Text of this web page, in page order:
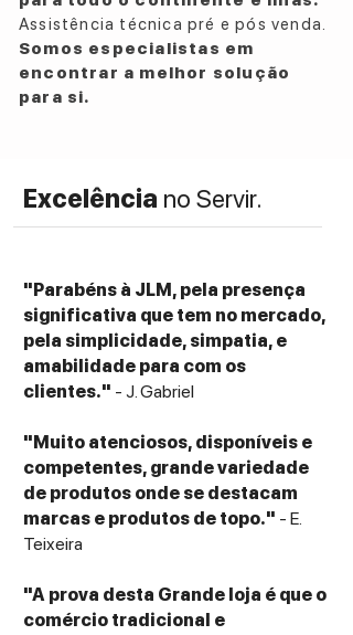
Assistência técnica pré e pós venda.
Somos especialistas em
encontrar a melhor solução
para si.
Excelência no Servir.
"Parabéns à JLM, pela presença
significativa que tem no mercado,
pela simplicidade, simpatia, e
amabilidade para com os
clientes." - J. Gabriel
"Muito atenciosos, disponíveis e
competentes, grande variedade
de produtos onde se destacam
marcas e produtos de topo." - E.
Teixeira
"A prova desta Grande loja é que o
comércio tradicional e